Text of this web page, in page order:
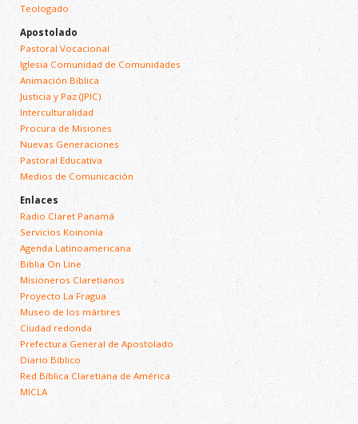
Teologado
Apostolado
Pastoral Vocacional
Iglesia Comunidad de Comunidades
Animación Bíblica
Justicia y Paz (JPIC)
Interculturalidad
Procura de Misiones
Nuevas Generaciones
Pastoral Educativa
Medios de Comunicación
Enlaces
Radio Claret Panamá
Servicios Koinonía
Agenda Latinoamericana
Biblia On Line
Misioneros Claretianos
Proyecto La Fragua
Museo de los mártires
Ciudad redonda
Prefectura General de Apostolado
Diario Bíblico
Red Bíblica Claretiana de América
MICLA